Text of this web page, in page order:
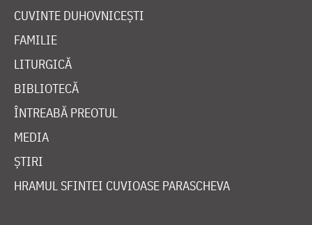
CUVINTE DUHOVNICEȘTI
FAMILIE
LITURGICĂ
BIBLIOTECĂ
ÎNTREABĂ PREOTUL
MEDIA
ȘTIRI
HRAMUL SFINTEI CUVIOASE PARASCHEVA